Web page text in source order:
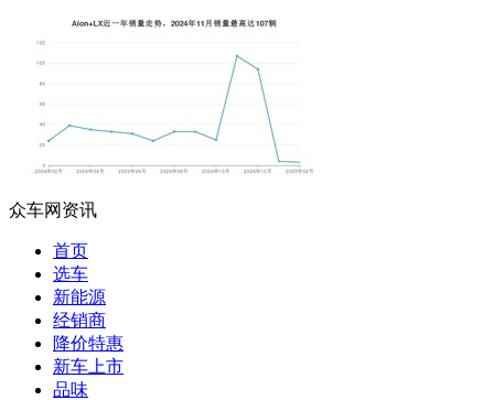
众车网资讯
首页
选车
新能源
经销商
降价特惠
新车上市
品味